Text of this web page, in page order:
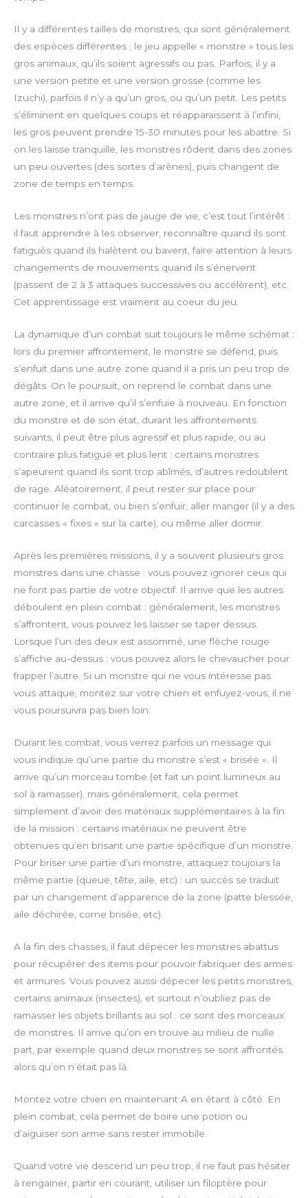
Il y a différentes tailles de monstres, qui sont généralement
des espèces différentes ; le jeu appelle « monstre » tous les
gros animaux, qu’ils soient agressifs ou pas. Parfois, il y a
une version petite et une version grosse (comme les
Izuchi), parfois il n’y a qu’un gros, ou qu’un petit. Les petits
s’éliminent en quelques coups et réapparaissent à l’infini,
les gros peuvent prendre 15-30 minutes pour les abattre. Si
on les laisse tranquille, les monstres rôdent dans des zones
un peu ouvertes (des sortes d’arènes), puis changent de
zone de temps en temps.
Les monstres n’ont pas de jauge de vie, c’est tout l’intérêt :
il faut apprendre à les observer, reconnaître quand ils sont
fatigués quand ils halètent ou bavent, faire attention à leurs
changements de mouvements quand ils s’énervent
(passent de 2 à 3 attaques successives ou accélèrent), etc.
Cet apprentissage est vraiment au coeur du jeu.
La dynamique d’un combat suit toujours le même schémat :
lors du premier affrontement, le monstre se défend, puis
s’enfuit dans une autre zone quand il a pris un peu trop de
dégâts. On le poursuit, on reprend le combat dans une
autre zone, et il arrive qu’il s’enfuie à nouveau. En fonction
du monstre et de son état, durant les affrontements
suivants, il peut être plus agressif et plus rapide, ou au
contraire plus fatigué et plus lent : certains monstres
s’apeurent quand ils sont trop abîmés, d’autres redoublent
de rage. Aléatoirement, il peut rester sur place pour
continuer le combat, ou bien s’enfuir, aller manger (il y a des
carcasses « fixes » sur la carte), ou même aller dormir.
Après les premières missions, il y a souvent plusieurs gros
monstres dans une chasse : vous pouvez ignorer ceux qui
ne font pas partie de votre objectif. Il arrive que les autres
déboulent en plein combat : généralement, les monstres
s’affrontent, vous pouvez les laisser se taper dessus.
Lorsque l’un des deux est assommé, une flèche rouge
s’affiche au-dessus : vous pouvez alors le chevaucher pour
frapper l’autre. Si un monstre qui ne vous intéresse pas
vous attaque, montez sur votre chien et enfuyez-vous, il ne
vous poursuivra pas bien loin.
Durant les combat, vous verrez parfois un message qui
vous indique qu’une partie du monstre s’est « brisée ». Il
arrive qu’un morceau tombe (et fait un point lumineux au
sol à ramasser), mais généralement, cela permet
simplement d’avoir des matériaux supplémentaires à la fin
de la mission : certains matériaux ne peuvent être
obtenues qu’en brisant une partie spécifique d’un monstre.
Pour briser une partie d’un monstre, attaquez toujours la
même partie (queue, tête, aile, etc) : un succès se traduit
par un changement d’apparence de la zone (patte blessée,
aile déchirée, corne brisée, etc).
A la fin des chasses, il faut dépecer les monstres abattus
pour récupérer des items pour pouvoir fabriquer des armes
et armures. Vous pouvez aussi dépecer les petits monstres,
certains animaux (insectes), et surtout n’oubliez pas de
ramasser les objets brillants au sol : ce sont des morceaux
de monstres. Il arrive qu’on en trouve au milieu de nulle
part, par exemple quand deux monstres se sont affrontés
alors qu’on n’était pas là.
Montez votre chien en maintenant A en étant à côté. En
plein combat, cela permet de boire une potion ou
d’aiguiser son arme sans rester immobile.
Quand votre vie descend un peu trop, il ne faut pas hésiter
à rengainer, partir en courant, utiliser un filoptère pour